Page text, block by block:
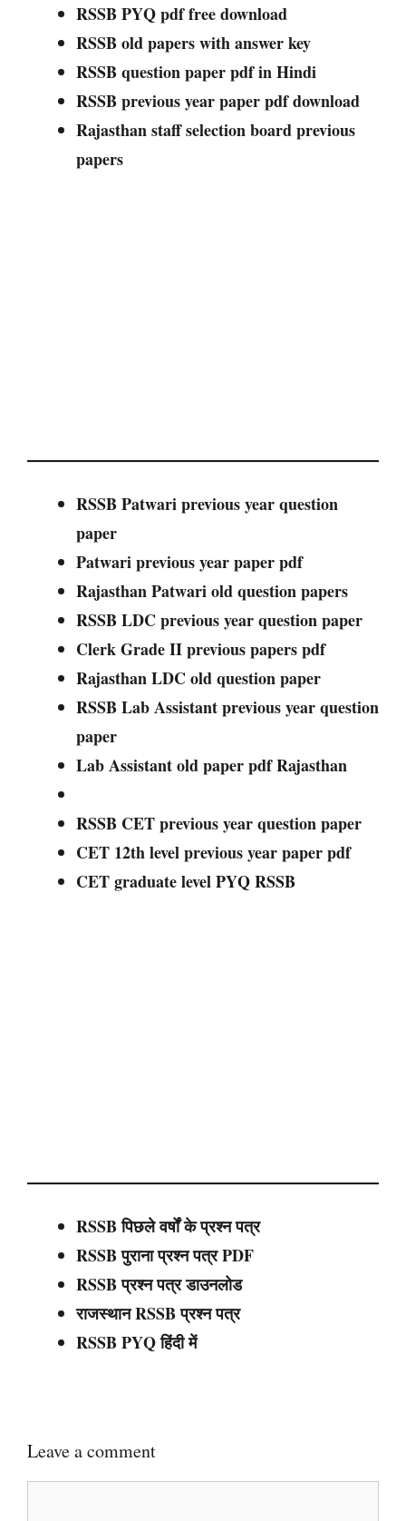
RSSB PYQ pdf free download
RSSB old papers with answer key
RSSB question paper pdf in Hindi
RSSB previous year paper pdf download
Rajasthan staff selection board previous
papers
RSSB Patwari previous year question
paper
Patwari previous year paper pdf
Rajasthan Patwari old question papers
RSSB LDC previous year question paper
Clerk Grade II previous papers pdf
Rajasthan LDC old question paper
RSSB Lab Assistant previous year question
paper
Lab Assistant old paper pdf Rajasthan
RSSB CET previous year question paper
CET 12th level previous year paper pdf
CET graduate level PYQ RSSB
RSSB पिछले वर्षों के प्रश्न पत्र
RSSB पुराना प्रश्न पत्र PDF
RSSB प्रश्न पत्र डाउनलोड
राजस्थान RSSB प्रश्न पत्र
RSSB PYQ हिंदी में
Leave a comment